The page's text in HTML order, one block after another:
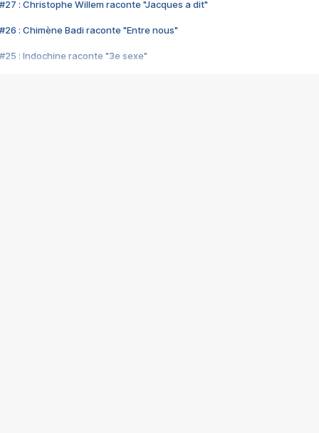
#27 : Christophe Willem raconte "Jacques a dit"
#26 : Chimène Badi raconte "Entre nous"
#25 : Indochine raconte "3e sexe"